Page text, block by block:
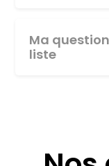
Ma
liste